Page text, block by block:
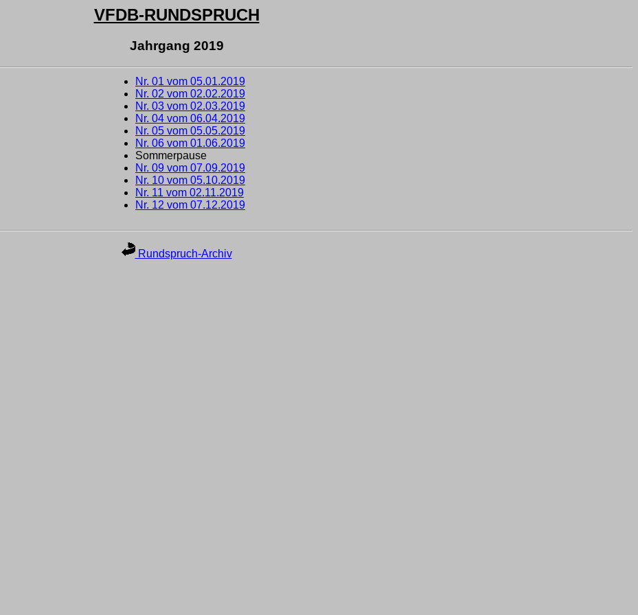
VFDB-RUNDSPRUCH
Jahrgang 2019
Nr. 01 vom 05.01.2019
Nr. 02 vom 02.02.2019
Nr. 03 vom 02.03.2019
Nr. 04 vom 06.04.2019
Nr. 05 vom 05.05.2019
Nr. 06 vom 01.06.2019
Sommerpause
Nr. 09 vom 07.09.2019
Nr. 10 vom 05.10.2019
Nr. 11 vom 02.11.2019
Nr. 12 vom 07.12.2019
Rundspruch-Archiv